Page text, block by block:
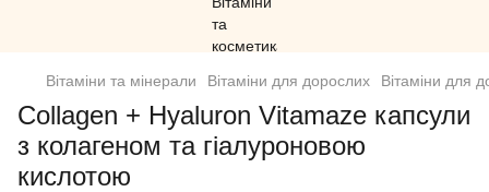
Вітаміни та мінерали Вітаміни для дорослих Вітаміни для
Collagen + Hyaluron Vitamaze капсули
з колагеном та гіалуроновою
кислотою